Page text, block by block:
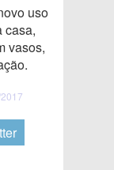
uso
casa,
vasos,